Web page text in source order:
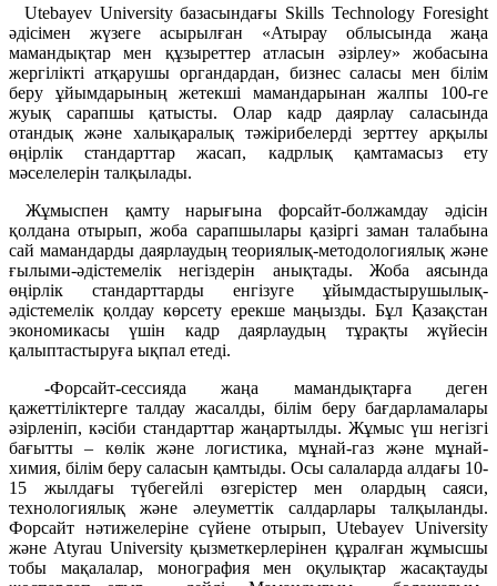
Utebayev University базасындағы Skills Technology Foresight
әдісімен жүзеге асырылған «Атырау облысында жаңа
мамандықтар мен құзыреттер атласын әзірлеу» жобасына
жергілікті атқарушы органдардан, бизнес саласы мен білім
беру ұйымдарының жетекші мамандарынан жалпы 100-ге
жуық сарапшы қатысты. Олар кадр даярлау саласында
отандық және халықаралық тәжірибелерді зерттеу арқылы
өңірлік стандарттар жасап, кадрлық қамтамасыз ету
мәселелерін талқылады.
Жұмыспен қамту нарығына форсайт-болжамдау әдісін
қолдана отырып, жоба сарапшылары қазіргі заман талабына
сай мамандарды даярлаудың теориялық-методологиялық және
ғылыми-әдістемелік негіздерін анықтады. Жоба аясында
өңірлік стандарттарды енгізуге ұйымдастырушылық-
әдістемелік қолдау көрсету ерекше маңызды. Бұл Қазақстан
экономикасы үшін кадр даярлаудың тұрақты жүйесін
қалыптастыруға ықпал етеді.
-Форсайт-сессияда жаңа мамандықтарға деген
қажеттіліктерге талдау жасалды, білім беру бағдарламалары
әзірленіп, кәсіби стандарттар жаңартылды. Жұмыс үш негізгі
бағытты – көлік және логистика, мұнай-газ және мұнай-
химия, білім беру саласын қамтыды. Осы салаларда алдағы 10-
15 жылдағы түбегейлі өзгерістер мен олардың саяси,
технологиялық және әлеуметтік салдарлары талқыланды.
Форсайт нәтижелеріне сүйене отырып, Utebayev University
және Atyrau University қызметкерлерінен құралған жұмысшы
тобы мақалалар, монография мен оқулықтар жасақтауды